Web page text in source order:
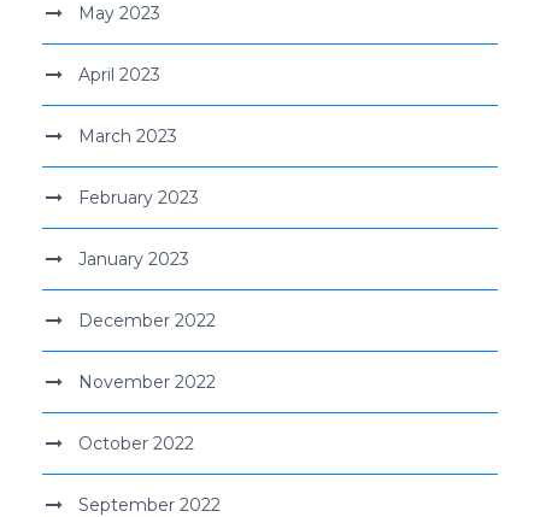
May 2023
April 2023
March 2023
February 2023
January 2023
December 2022
November 2022
October 2022
September 2022